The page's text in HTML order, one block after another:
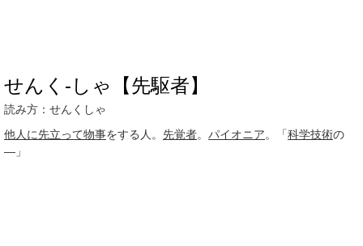
せんく‐しゃ【先駆者】
読み方：せんくしゃ
他人に先立って物事をする人。 先覚者。 パイオニア。「科学技術の
―」